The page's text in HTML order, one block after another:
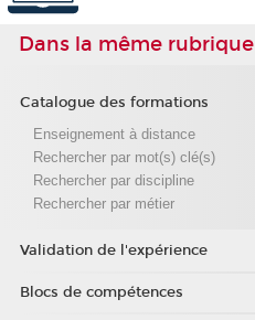
Dans la même rubrique
Catalogue des formations
Enseignement à distance
Rechercher par mot(s) clé(s)
Rechercher par discipline
Rechercher par métier
Validation de l'expérience
Blocs de compétences